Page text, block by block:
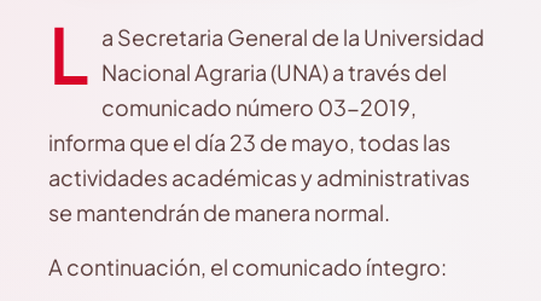
L a Secretaria General de la Universidad
Nacional Agraria (UNA) a través del
comunicado número 03-2019,
informa que el día 23 de mayo, todas las
actividades académicas y administrativas
se mantendrán de manera normal.
A continuación, el comunicado íntegro: